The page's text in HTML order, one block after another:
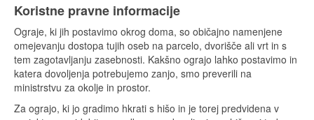
Koristne pravne informacije
Ograje, ki jih postavimo okrog doma, so običajno namenjene
omejevanju dostopa tujih oseb na parcelo, dvorišče ali vrt in s
tem zagotavljanju zasebnosti. Kakšno ograjo lahko postavimo in
katera dovoljenja potrebujemo zanjo, smo preverili na
ministrstvu za okolje in prostor.
Za ograjo, ki jo gradimo hkrati s hišo in je torej predvidena v